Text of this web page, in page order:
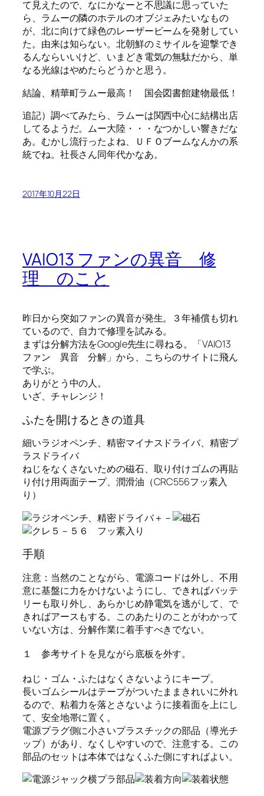
て見えたので、なにかなーと不思議に思っていた
ら、ラムーの隣のホテルのオブジェみたいなもの
が、北に向けて緑色のレーザービームを発射してい
た。由来は知らない。北朝鮮のミサイルを迎撃でき
るんならいいけど、いまどき電気の無駄だから、単
なる光線はやめたらどうかと思う。
結論、精華町ラムー最高！ 国会図書館建物最低！
追記）調べてみたら、ラムーは関西中心に結構出店
してるようだ。ムー大陸・・・なつかしい響きだな
あ。むかし流行ったよね、ＵＦＯブームなんかの系
統でね。社長さん同年代かなあ。
2017年10月22日
VAIO13 ファンの異音 修
理 のこと
昨日から突如ファンの異音が発生。３年補償も切れ
ているので、自力で修理を試みる。
まずは分解方法をGoogle先生に尋ねる。「VAIO13
ファン 異音 分解」から、
こちらのサイト に飛ん
で学ぶ。
ありがとう中の人。
いざ、チャレンジ！
ふたを開けるときの道具
細いラジオペンチ、精密マイナスドライバ、精密プ
ラスドライバ
ねじをなくさないための磁石、取り付けゴムの再貼
り付け用両面テープ、潤滑油（CRC556フッ素入
り）
手順
注意：当然のことながら、電源コードは外し、不用
意に基盤に力をかけないようにし、できればバッテ
リーも取り外し、あらかじめ静電気を逃がして、で
きればアースもする。このあたりのことがわかって
いない方は、分解作業に着手すべきでない。
１ 参考サイト を見ながら底板を外す。
ねじ・ゴム・ふたはなくさないようにキープ。
長いゴムシールはテープがついたままきれいに外れ
るので、粘着力を落とさないように接着面を上にし
て、安全地帯に置く。
電源プラグ側に小さいプラスチックの部品（導光チ
ップ）があり、なくしやすいので、注意する。この
部品のセットは本体ではなくふた側にすればよい。